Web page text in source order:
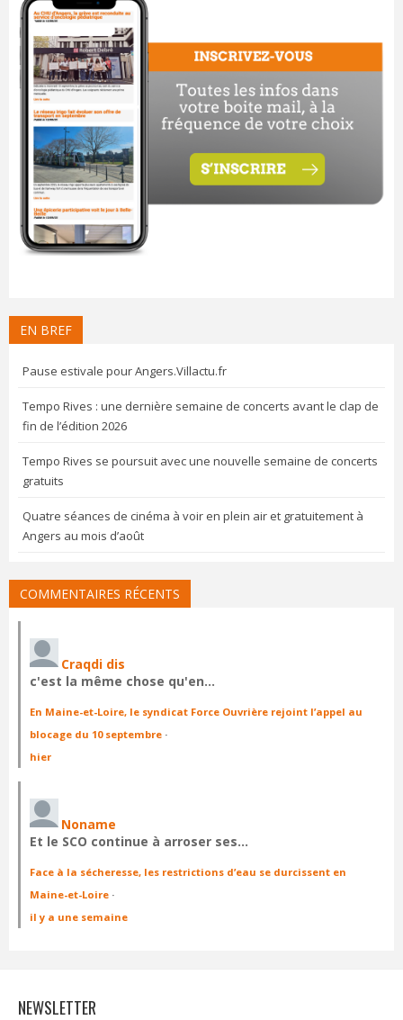
EN BREF
Pause estivale pour Angers.Villactu.fr
Tempo Rives : une dernière semaine de concerts avant le clap de
fin de l’édition 2026
Tempo Rives se poursuit avec une nouvelle semaine de concerts
gratuits
Quatre séances de cinéma à voir en plein air et gratuitement à
Angers au mois d’août
COMMENTAIRES RÉCENTS
Craqdi dis
c'est la même chose qu'en…
En Maine-et-Loire, le syndicat Force Ouvrière rejoint l’appel au
blocage du 10 septembre ·
hier
Noname
Et le SCO continue à arroser ses…
Face à la sécheresse, les restrictions d’eau se durcissent en
Maine-et-Loire ·
il y a une semaine
NEWSLETTER